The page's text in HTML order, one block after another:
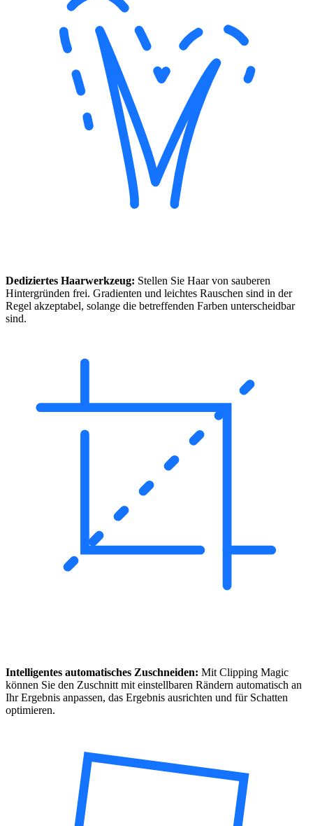
Dediziertes Haarwerkzeug: Stellen Sie Haar von sauberen
Hintergründen frei. Gradienten und leichtes Rauschen sind in der
Regel akzeptabel, solange die betreffenden Farben unterscheidbar
sind.
Intelligentes automatisches Zuschneiden: Mit Clipping Magic
können Sie den Zuschnitt mit einstellbaren Rändern automatisch an
Ihr Ergebnis anpassen, das Ergebnis ausrichten und für Schatten
optimieren.